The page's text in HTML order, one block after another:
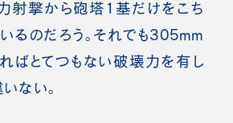
撃から砲塔1基だけをこち
るのだろう。それでも305mm
ばとてつもない破壊力を有し
ない。